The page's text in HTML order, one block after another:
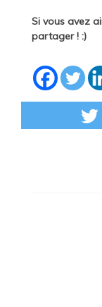
Si vous avez
partager ! :)
Lire la suite